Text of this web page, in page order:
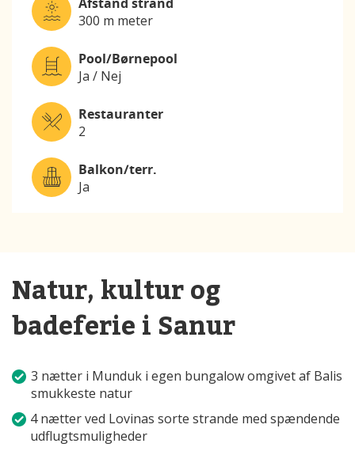
Afstand strand
300 m meter
Pool/Børnepool
Ja / Nej
Restauranter
2
Balkon/terr.
Ja
Natur, kultur og
badeferie i Sanur
3 nætter i Munduk i egen bungalow omgivet af Balis
smukkeste natur
4 nætter ved Lovinas sorte strande med spændende
udflugtsmuligheder